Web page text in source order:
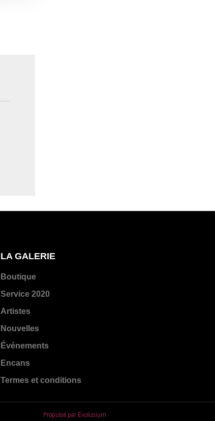
LA GALERIE
Boutique
Service 2020
Artistes
Nouvelles
Événements
Encans
Termes et conditions
Propulsé par Évolusium